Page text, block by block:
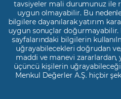
tavsiyeler mali durumunuz ile
uygun olmayabilir. Bu
bilgilere dayanılarak yatırım
uygun sonuçlar doğurmayabilir.
sayfalarındaki bilgilerin
uğrayabilecekleri doğrudan
maddi ve manevi zararlardan,
üçüncü kişilerin uğrayabileceği
Menkul Değerler A.Ş. hiçbir